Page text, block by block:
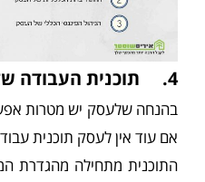
4. תוכנית העבודה של העסק (אם ישנה)
בהנחה שלעסק יש מטרות
אם עוד אין לעסק תוכנית
התוכנית מתחילה מהגדרת